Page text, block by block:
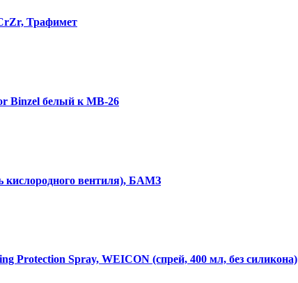
Трафимет
Binzel белый к MB-26
кислородного вентиля), БАМЗ
Protection Spray, WEICON (спрей, 400 мл, без силикона)